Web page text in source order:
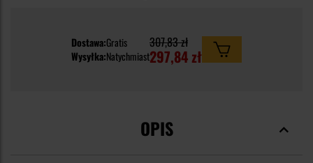
Dostawa:Gratis
Wysyłka:Natychmiast
307,83 zł
297,84 zł
OPIS